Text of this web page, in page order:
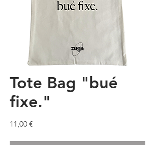
Tote Bag "bué
fixe."
11,00 €